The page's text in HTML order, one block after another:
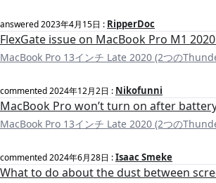
answered2023年4月15日 : RipperDoc
FlexGate issue on MacBook Pro M1 2020
MacBook Pro 13インチ Late 2020 (2つの
commented2024年12月2日 : Nikofunni
MacBook Pro won’t turn on after
MacBook Pro 13インチ Late 2020 (2つの
commented2024年6月28日 :Isaac Smeke
What to do about the dust between